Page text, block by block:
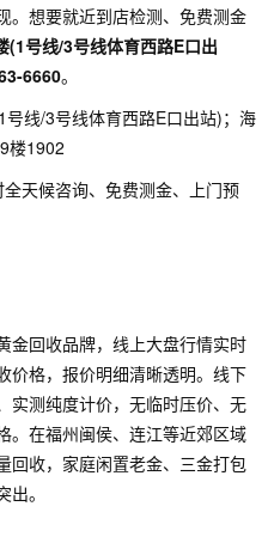
。想要就近到店检测、免费测金
(1号线/3号线体育西路E口出
6660。
线/3号线体育西路E口出站)；海
楼1902
天候咨询、免费测金、上门预
金回收品牌，线上大盘行情实时
价格，报价明细清晰透明。线下
实测纯度计价，无临时压价、无
。在福州闽侯、连江等近郊区域
回收，家庭闲置老金、三金打包
。